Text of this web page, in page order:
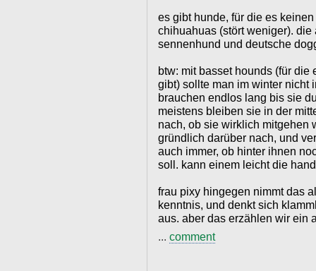
es gibt hunde, für die es
chihuahuas (stört weniger).
sennenhund und deutsche
btw: mit basset hounds (für
gibt) sollte man im winter nicht
brauchen endlos lang bis sie
meistens bleiben sie in der
nach, ob sie wirklich mitgehen
gründlich darüber nach, und
auch immer, ob hinter ihnen
soll. kann einem leicht die
frau pixy hingegen nimmt das
kenntnis, und denkt sich
aus. aber das erzählen wir ein
... comment